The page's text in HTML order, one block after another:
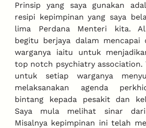
Prinsip yang saya gunakan
resipi kepimpinan yang saya
lima Perdana Menteri kita.
begitu berjaya dalam
warganya iaitu untuk
top notch psychiatry association.
untuk setiap warganya
melaksanakan agenda
bintang kepada pesakit dan
Saya mula melihat sinar
Misalnya kepimpinan ini telah